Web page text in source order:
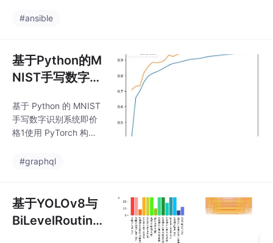
码，可直接运行，适合
过。电驱动标定就像在
了，实车总能给你新的
排列组合。但正是这种
永远存在优化空间的特
师们痛并快乐着——毕
竟，没有比在示波器上
看到预期波形更让人愉
的实验室里示波器曲线
延迟，咖啡杯在控制台
边沿留下深褐色的
#ansible
基于Python的M
NIST手写数字识
基于 Python 的 MNIST
手写数字识别系统即价
格1使用 PyTorch 构建
加载 MNIST 数据、鼠
所示4包含源码、实验
报告、损失曲线图、准
确率曲线图、混淆矩阵
#graphql
基于YOLOv8与
BiLevelRouting